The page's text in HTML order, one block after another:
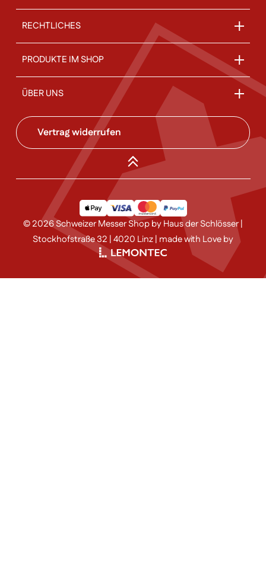
RECHTLICHES
PRODUKTE IM SHOP
ÜBER UNS
Vertrag widerrufen
© 2026 Schweizer Messer Shop by Haus der Schlösser |
Stockhofstraße 32 | 4020 Linz | made with Love by